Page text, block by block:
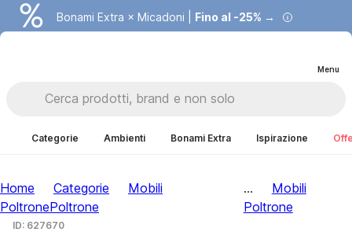
Bonami Extra × Micadoni | Fino al -25% →
Menu
Categorie Ambienti Bonami Extra Ispirazione
Home Categorie
Mobili
PoltronePoltrone
...
Mobili
Poltrone
ID: 627670